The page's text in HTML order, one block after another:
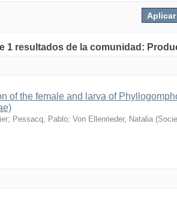
1 resultados de la comunidad:
of the female and larva of
; Pessacq, Pablo; Von Ellenrieder, Natalia (